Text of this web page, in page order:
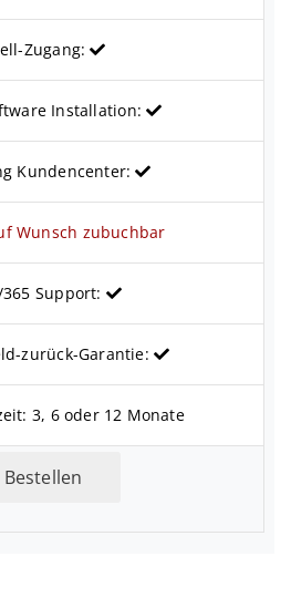
Zugang:
Installation:
Kundencenter:
Wunsch zubuchbar
Support:
zurück-Garantie:
3, 6 oder 12 Monate
Bestellen